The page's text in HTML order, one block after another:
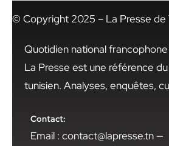
© Copyright 2025 – La Presse de
Quotidien national
La Presse est une référence
tunisien. Analyses, enquêtes,
Contact:
Email : contact@lapresse.tn —